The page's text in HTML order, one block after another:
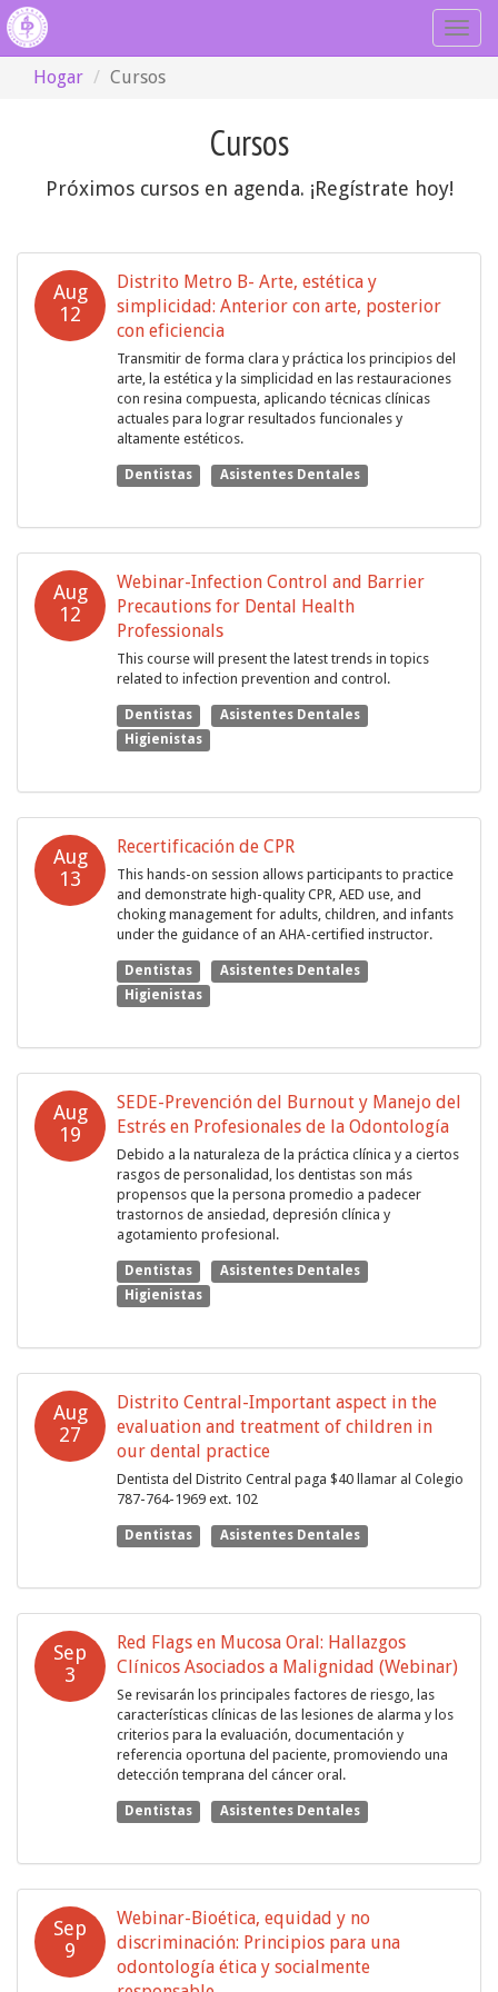
Hogar
Cursos
Cursos
Próximos cursos en agenda. ¡Regístrate hoy!
Aug
12
Distrito Metro B- Arte, estética y
simplicidad: Anterior con arte, posterior
con eficiencia
Transmitir de forma clara y práctica los principios del
arte, la estética y la simplicidad en las restauraciones
con resina compuesta, aplicando técnicas clínicas
actuales para lograr resultados funcionales y
altamente estéticos.
Dentistas Asistentes Dentales
Aug
12
Webinar-Infection Control and Barrier
Precautions for Dental Health
Professionals
This course will present the latest trends in topics
related to infection prevention and control.
Dentistas
Asistentes Dentales
Higienistas
Aug
13
Recertificación de CPR
This hands-on session allows participants to practice
and demonstrate high-quality CPR, AED use, and
choking management for adults, children, and infants
under the guidance of an AHA-certified instructor.
Dentistas
Asistentes Dentales
Higienistas
Aug
19
SEDE-Prevención del Burnout y Manejo del
Estrés en Profesionales de la Odontología
Debido a la naturaleza de la práctica clínica y a ciertos
rasgos de personalidad, los dentistas son más
propensos que la persona promedio a padecer
trastornos de ansiedad, depresión clínica y
agotamiento profesional.
Dentistas
Asistentes Dentales
Higienistas
Aug
27
Distrito Central-Important aspect in the
evaluation and treatment of children in
our dental practice
Dentista del Distrito Central paga $40 llamar al Colegio
787-764-1969 ext. 102
Dentistas Asistentes Dentales
Sep
3
Red Flags en Mucosa Oral: Hallazgos
Clínicos Asociados a Malignidad (Webinar)
Se revisarán los principales factores de riesgo, las
características clínicas de las lesiones de alarma y los
criterios para la evaluación, documentación y
referencia oportuna del paciente, promoviendo una
detección temprana del cáncer oral.
Dentistas Asistentes Dentales
Sep
9
Webinar-Bioética, equidad y no
discriminación: Principios para una
odontología ética y socialmente